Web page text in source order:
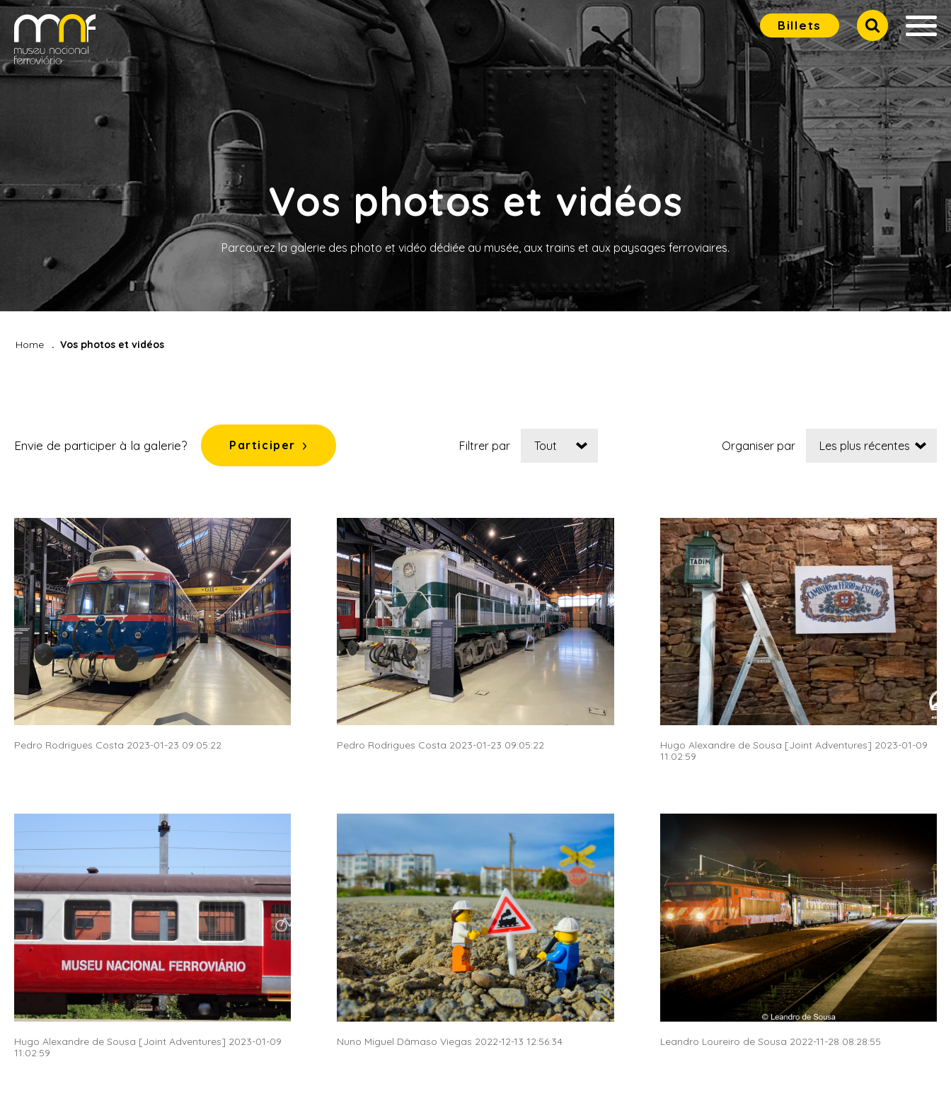
Billets
Vos photos et vidéos
Parcourez la galerie des photo et vidéo dédiée au musée, aux trains et aux paysages ferroviaires.
Home Vos photos et vidéos
Envie de participer à la galerie? Participer Filtrer par Organiser par
Pedro Rodrigues Costa 2023-01-23 09:05:22 Pedro Rodrigues Costa 2023-01-23 09:05:22
Hugo Alexandre de Sousa [Joint Adventures] 2023-01-09
11:02:59
Hugo Alexandre de Sousa [Joint Adventures] 2023-01-09
11:02:59
Nuno Miguel Dâmaso Viegas 2022-12-13 12:56:34 Leandro Loureiro de Sousa 2022-11-28 08:28:55